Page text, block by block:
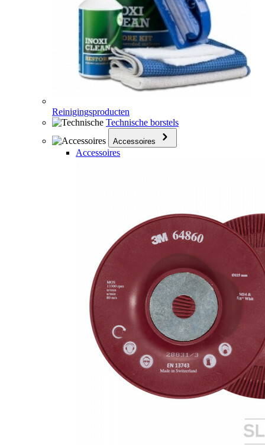
Reinigingsproducten
Technische borstels
Accessoires
Accessoires